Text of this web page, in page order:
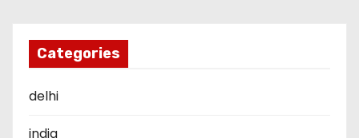
Categories
delhi
india